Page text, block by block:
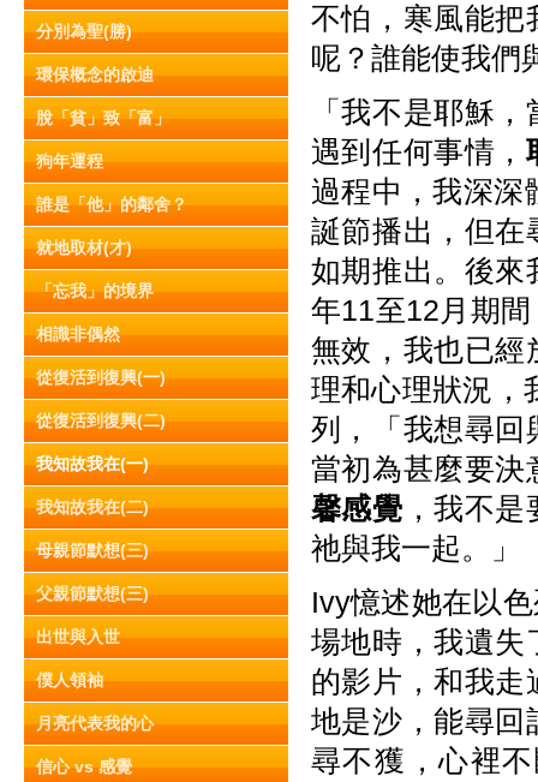
分別為聖(勝)
環保概念的啟迪
脫「貧」致「富」
狗年運程
誰是「他」的鄰舍？
就地取材(才)
「忘我」的境界
相識非偶然
從復活到復興(一)
從復活到復興(二)
我知故我在(一)
我知故我在(二)
母親節默想(三)
父親節默想(三)
出世與入世
僕人領袖
月亮代表我的心
信心 vs 感覺
不怕，寒風能把
呢？誰能使我們
「我不是耶穌
遇到任何事情，
過程中，我深深
誕節播出，但在
如期推出。後來
年11至12月期
無效，我也已經
理和心理狀況，
列，「我想尋回
當初為甚麼要決
馨感覺 ，我不
祂與我一起。」
Ivy憶述她在以
場地時，我遺失
的影片，和我走
地是沙，能尋回
尋不獲，心裡